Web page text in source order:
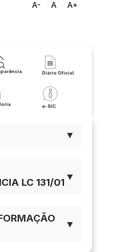
A- A A+
Diário Oficial
e-SIC
▼
LC 131/01 ▼
▼
em: